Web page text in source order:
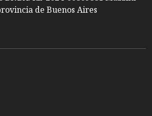
de Buenos Aires